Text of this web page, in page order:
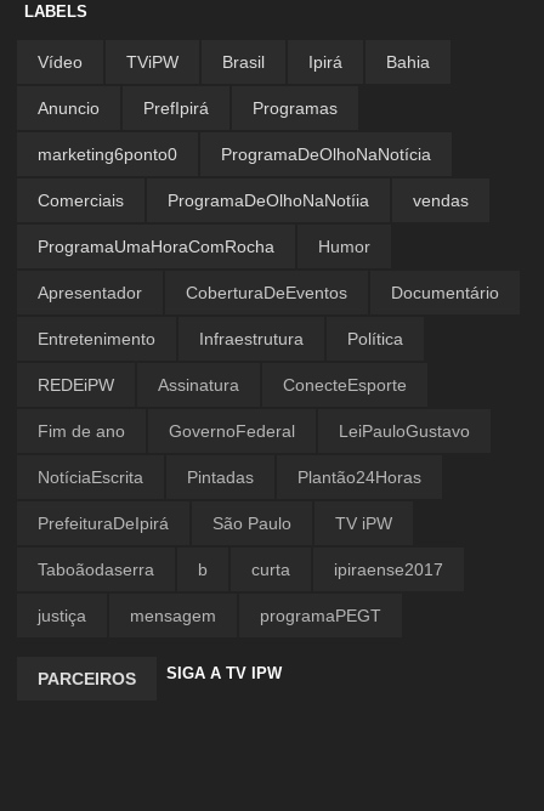
LABELS
Vídeo TViPW Brasil Ipirá Bahia
Anuncio PrefIpirá Programas
marketing6ponto0 ProgramaDeOlhoNaNotícia
Comerciais ProgramaDeOlhoNaNotíia vendas
ProgramaUmaHoraComRocha Humor
Apresentador CoberturaDeEventos Documentário
Entretenimento Infraestrutura Política
REDEiPW Assinatura ConecteEsporte
Fim de ano GovernoFederal LeiPauloGustavo
NotíciaEscrita Pintadas Plantão24Horas
PrefeituraDeIpirá São Paulo TV iPW
Taboãodaserra b curta ipiraense2017
justiça mensagem programaPEGT
PARCEIROS SIGA A TV IPW